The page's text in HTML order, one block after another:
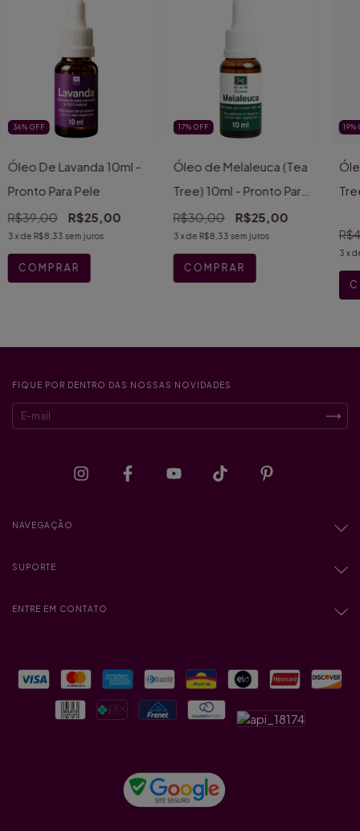
36% OFF
Óleo De Lavanda 10ml -
Pronto Para Pele
R$39,00
R$25,00
3 x de R$8,33 sem juros
17% OFF
Óleo de Melaleuca (Tea
Tree) 10ml - Pronto Para
Pele
R$30,00 R$25,00
3 x de R$8,33 sem juros
19%
3 x
FIQUE POR DENTRO DAS NOSSAS NOVIDADES
NAVEGAÇÃO
SUPORTE
ENTRE EM CONTATO